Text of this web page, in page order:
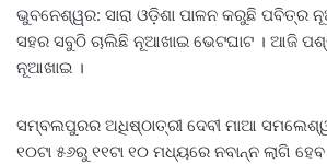
ଭୁବନେଶ୍ୱର: ସାରା ଓଡ଼ିଶା ପାଳନ କରୁଛି ପବିତ୍ର
ସହର ସବୁଠି ଚାଲିଛି ନୂଆଖାଇ ଭେଟଘାଟ । ଆଜି
ନୂଆଖାଇ ।
ସମ୍ବଲପୁରର ଅଧିଷ୍ଠାତ୍ରୀ ଦେବୀ ମାଆ
୧୦ଟା ୫୬ରୁ ୧୧ଟା ୧୦ ମଧ୍ୟରେ ନବାନ୍ନ ଲାଗି